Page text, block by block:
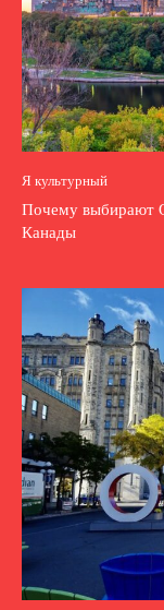
Я культурный
Почему выбирают
Канады